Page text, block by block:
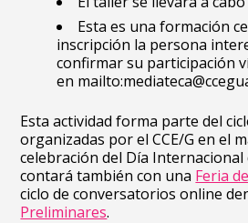
Esta es una formación
inscripción la persona
confirmar su participación
en
Esta actividad forma parte del
organizadas por el CCE/G en el
celebración del Día Internacional
contará también con una Feria
ciclo de conversatorios online
Preliminares.